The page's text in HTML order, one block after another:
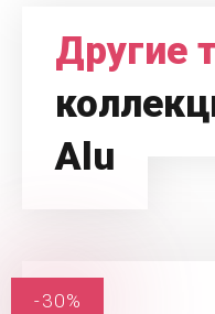
Другие
Alu
-30%